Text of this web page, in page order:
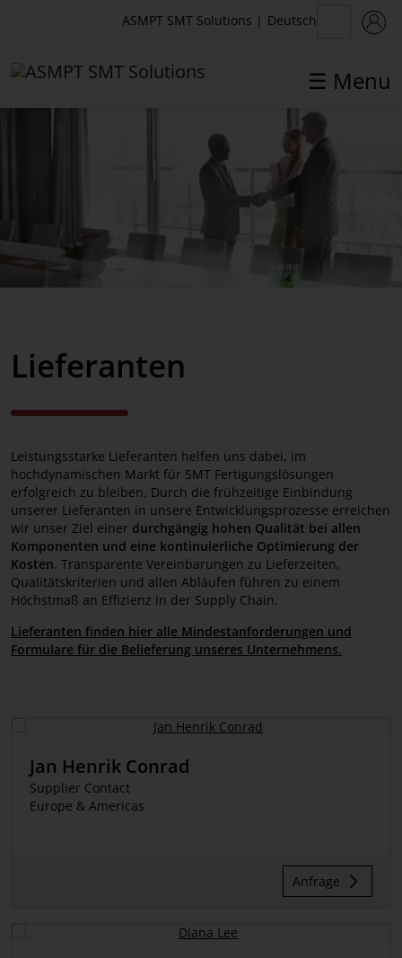
☰ Menu
ASMPT SMT Solutions | Deutsch
Vertrieb
Service & Hotline
Process Support Products
Job & Karriere
Lieferanten
Qualität
Coordinated Vulnerability Disclosure
Policy
Lieferanten
Leistungsstarke Lieferanten helfen uns dabei, im
hochdynamischen Markt für SMT Fertigungslösungen
erfolgreich zu bleiben. Durch die frühzeitige Einbindung
unserer Lieferanten in unsere Entwicklungsprozesse erreichen
wir unser Ziel einer durchgängig hohen Qualität bei allen
Komponenten und eine kontinuierliche Optimierung der
Kosten. Transparente Vereinbarungen zu Lieferzeiten,
Qualitätskriterien und allen Abläufen führen zu einem
Höchstmaß an Effizienz in der Supply Chain.
Lieferanten finden hier alle Mindestanforderungen und
Formulare für die Belieferung unseres Unternehmens.
Jan Henrik Conrad
Supplier Contact
Europe & Americas
Anfrage